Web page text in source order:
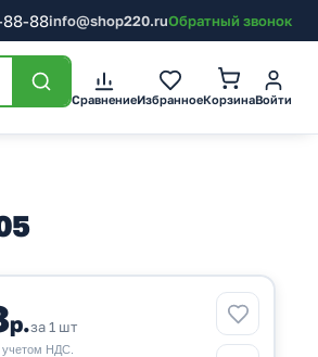
88info@shop220.ruОбратный звонок
СравнениеИзбранноеКорзинаВойти
р.за 1 шт
учетом НДС.